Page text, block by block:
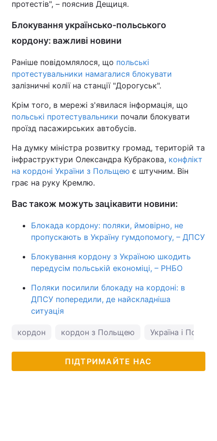
протестів", – пояснив Дещиця.
Блокування українсько-польського
кордону: важливі новини
Раніше повідомлялося, що польські
протестувальники намагалися блокувати
залізничні колії на станції "Дорогуськ".
Крім того, в мережі з'явилася інформація, що
польські протестувальники почали блокувати
проїзд пасажирських автобусів.
На думку міністра розвитку громад, територій та
інфраструктури Олександра Кубракова, конфлікт
на кордоні України з Польщею є штучним. Він
грає на руку Кремлю.
Вас також можуть зацікавити новини:
Блокада кордону: поляки, ймовірно, не
пропускають в Україну гумдопомогу, – ДПСУ
Блокування кордону з Україною шкодить
передусім польській економіці, – РНБО
Поляки посилили блокаду на кордоні: в
ДПСУ попередили, де найскладніша
ситуація
кордон кордон з Польщею Україна і Польща
ПІДТРИМАЙТЕ НАС